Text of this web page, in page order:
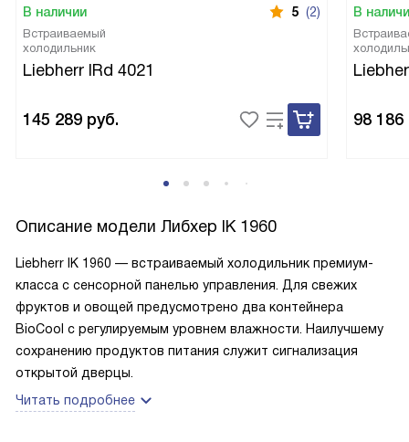
В наличии 5 (2)
Встраиваемый
холодильник
Liebherr IRd 4021
145 289 руб.
В
98 186
Описание модели Либхер IK 1960
Liebherr IK 1960 — встраиваемый холодильник премиум-
класса с сенсорной панелью управления. Для свежих
фруктов и овощей предусмотрено два контейнера
BioCool с регулируемым уровнем влажности. Наилучшему
сохранению продуктов питания служит сигнализация
открытой дверцы.
Читать подробнее